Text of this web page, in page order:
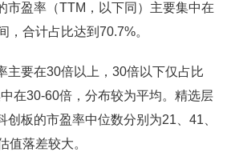
市盈率（TTM，以下同）主要集中在
，合计占比达到70.7%。
主要在30倍以上，30倍以下仅占比
在30-60倍，分布较为平均。精选层
创板的市盈率中位数分别为21、41、
值落差较大。